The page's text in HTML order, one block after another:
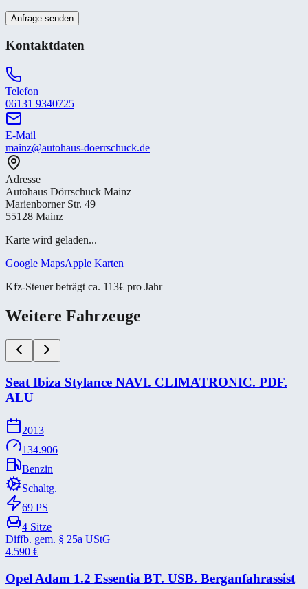
Anfrage senden
Kontaktdaten
Telefon
06131 9340725
E-Mail
mainz@autohaus-doerrschuck.de
Adresse
Autohaus Dörrschuck Mainz
Marienborner Str. 49
55128 Mainz
Karte wird geladen...
Google MapsApple Karten
Kfz-Steuer beträgt ca. 113€ pro Jahr
Weitere Fahrzeuge
Seat Ibiza Stylance NAVI. CLIMATRONIC. PDF.
ALU
2013
134.906
Benzin
Schaltg.
69 PS
4 Sitze
Diffb. gem. § 25a UStG
4.590 €
Opel Adam 1.2 Essentia BT. USB. Berganfahrassist